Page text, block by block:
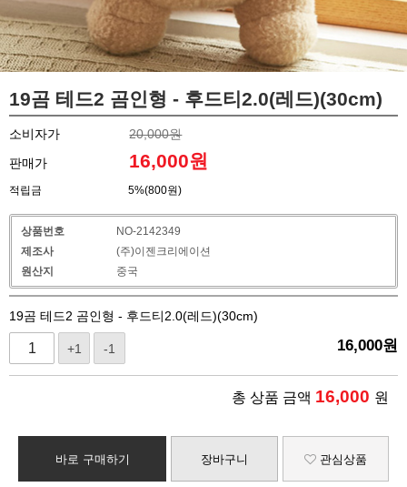
19곰 테드2 곰인형 - 후드티2.0(레드)(30cm)
소비자가
20,000원
판매가
16,000원
적립금 5%(800원)
상품번호
NO-2142349
제조사
(주)이젠크리에이션
원산지
중국
19곰 테드2 곰인형 - 후드티2.0(레드)(30cm)
+1 -1 16,000원
총 상품 금액 16,000 원
바로 구매하기 장바구니 관심상품